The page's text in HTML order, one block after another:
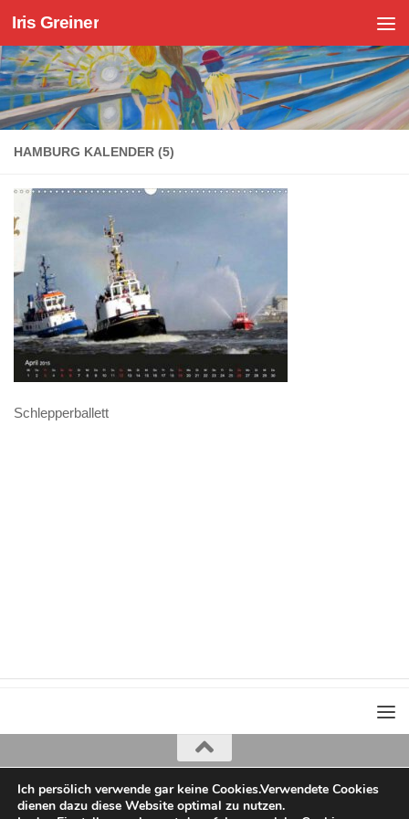
Zum Inhalt springen
Iris Greiner
HAMBURG KALENDER (5)
Schlepperballett
Iris Greiner
copyright 2022
Ich persölich verwende gar keine Cookies.Verwendete Cookies
dienen dazu diese Website optimal zu nutzen.